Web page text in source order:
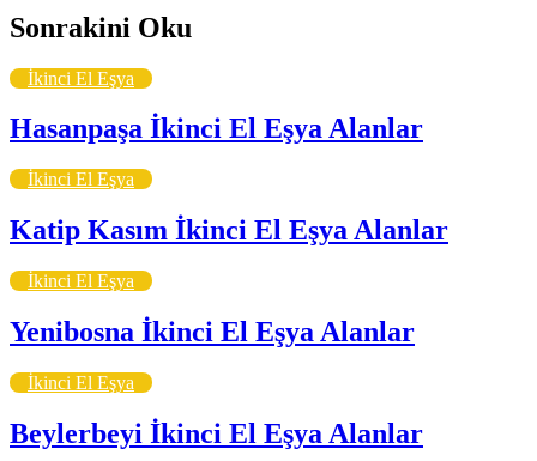
Sonrakini Oku
İkinci El Eşya
Hasanpaşa İkinci El Eşya Alanlar
İkinci El Eşya
Katip Kasım İkinci El Eşya Alanlar
İkinci El Eşya
Yenibosna İkinci El Eşya Alanlar
İkinci El Eşya
Beylerbeyi İkinci El Eşya Alanlar